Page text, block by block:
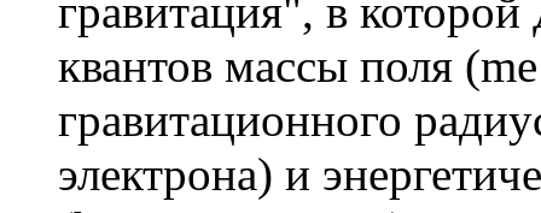
гравитация", в
квантов массы поля
гравитационного
электрона) и